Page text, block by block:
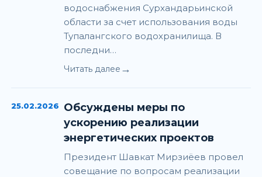
водоснабжения Сурхандарьинской
области за счет использования воды
Тупалангского водохранилища. В
последни…
Читать далее →
25.02.2026
Обсуждены меры по
ускорению реализации
энергетических проектов
Президент Шавкат Мирзиёев провел
совещание по вопросам реализации